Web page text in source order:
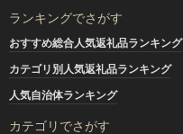
ランキングでさがす
おすすめ総合人気返礼品ランキング
カテゴリ別人気返礼品ランキング
人気自治体ランキング
カテゴリでさがす